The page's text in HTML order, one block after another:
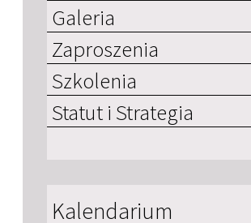
Galeria
Zaproszenia
Szkolenia
Statut i Strategia
Kalendarium